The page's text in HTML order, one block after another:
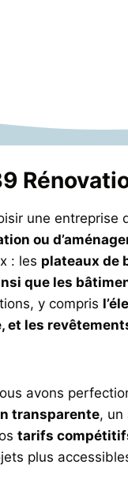
une entreprise
ou
: les plateaux de
que les
y compris
les
avons
transparente, un
tarifs
plus